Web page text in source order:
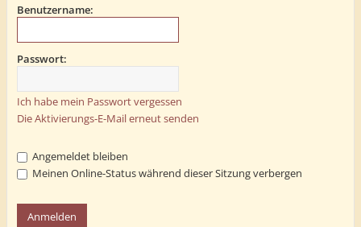
Benutzername:
Passwort:
Ich habe mein Passwort vergessen
Die Aktivierungs-E-Mail erneut senden
Angemeldet bleiben
Meinen Online-Status während dieser Sitzung verbergen